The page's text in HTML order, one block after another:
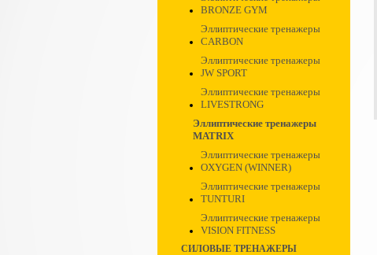
BRONZE GYM
Эллиптические тренажеры
CARBON
Эллиптические тренажеры
JW SPORT
Эллиптические тренажеры
LIVESTRONG
Эллиптические тренажеры
MATRIX
Эллиптические тренажеры
OXYGEN (WINNER)
Эллиптические тренажеры
TUNTURI
Эллиптические тренажеры
VISION FITNESS
СИЛОВЫЕ ТРЕНАЖЕРЫ